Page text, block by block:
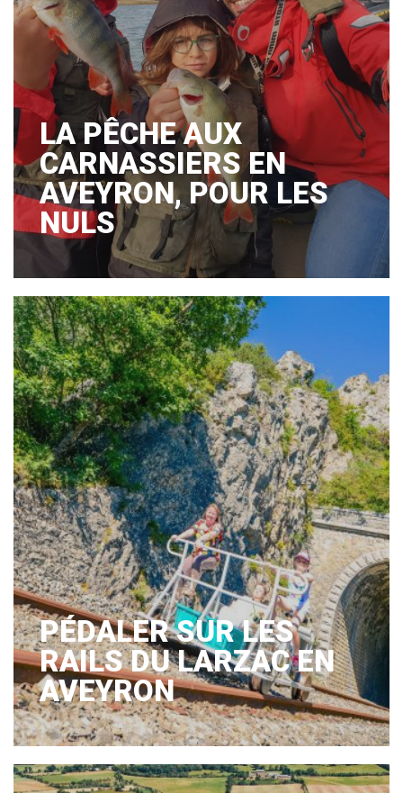
LA PÊCHE AUX
CARNASSIERS EN
AVEYRON, POUR LES
NULS
PÉDALER SUR LES
RAILS DU LARZAC EN
AVEYRON